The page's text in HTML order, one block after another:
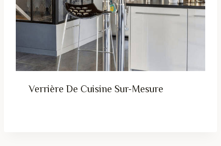
Verrière De Cuisine Sur-Mesure